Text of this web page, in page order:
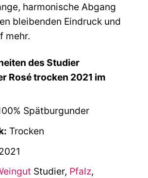
harmonische Abgang
bleibenden Eindruck und
mehr.
des Studier
Rosé trocken 2021 im
Spätburgunder
Trocken
Studier, Pfalz,